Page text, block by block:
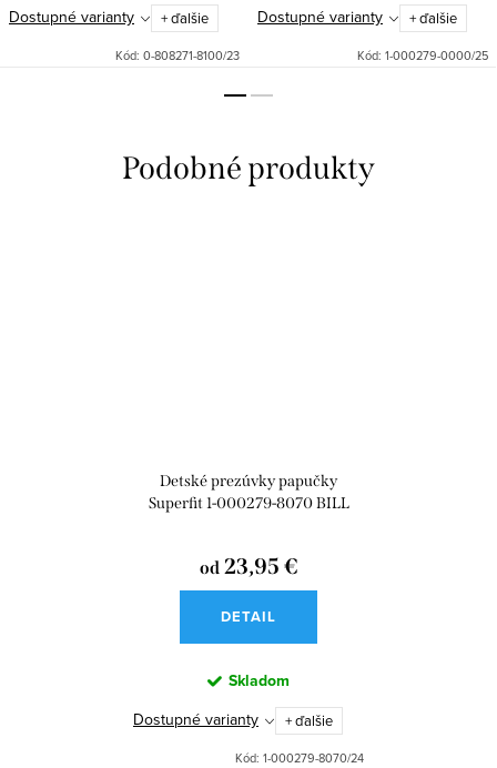
Dostupné varianty + ďalšie
Kód: 0-808271-8100/23
Dostupné varianty + ďalšie
Kód: 1-000279-0000/25
Detské prezúvky papučky
Superfit 1-000279-8070 BILL
od23,95 €
DETAIL
Skladom
Dostupné varianty + ďalšie
Kód: 1-000279-8070/24